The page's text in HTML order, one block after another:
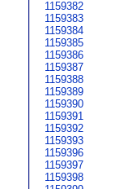
1159382
1159383
1159384
1159385
1159386
1159387
1159388
1159389
1159390
1159391
1159392
1159393
1159396
1159397
1159398